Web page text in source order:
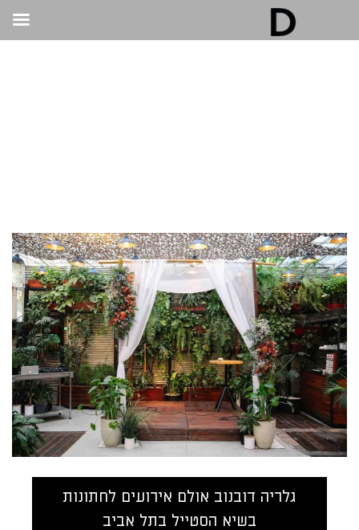
גלריה דובנוב אולם אירועים לחתונות
בשיא הסטייל בתל אביב